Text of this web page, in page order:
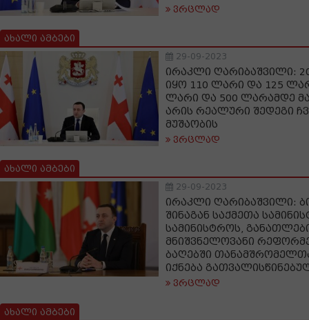
ვრცლად
ახალი ამბები
29-09-2023
ირაკლი ღარიბაშვილი:
იყო 110 ლარი და 125
ლარი და 500 ლარამდე
არის რეალური შედეგი
მუშაობის
ვრცლად
ახალი ამბები
29-09-2023
ირაკლი ღარიბაშვილი:
შინაგან საქმეთა
სამინისტროს,
მნიშვნელოვანი
ბაღებში
იქნება
ვრცლად
ახალი ამბები